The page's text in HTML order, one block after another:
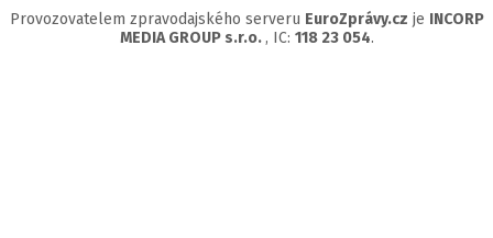
Provozovatelem zpravodajského serveru EuroZprávy.cz je INCORP
MEDIA GROUP s.r.o., IC: 118 23 054.